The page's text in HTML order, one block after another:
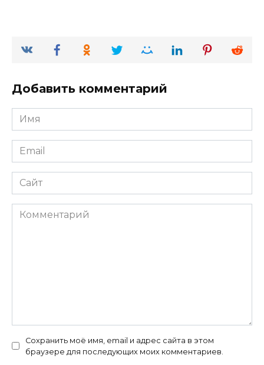
Добавить комментарий
Имя
*
Email
*
Сайт
Комментарий
Сохранить моё имя, email и адрес сайта в этом
браузере для последующих моих комментариев.